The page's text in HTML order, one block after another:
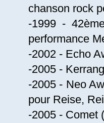
chanson rock
-1999 -
performance
-2002 - Echo
-2005 -
-2005 - Neo
pour Reise,
-2005 - Comet